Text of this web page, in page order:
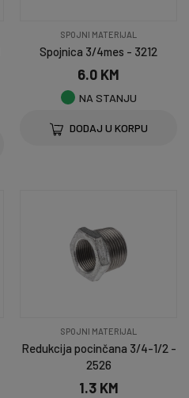
SPOJNI MATERIJAL
Spojnica 3/4mes - 3212
6.0 KM
NA STANJU
DODAJ U KORPU
SPOJNI MATERIJAL
Redukcija pocinčana 3/4-1/2 -
2526
1.3 KM